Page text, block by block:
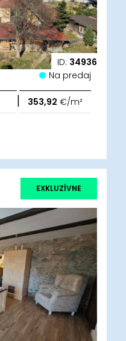
ID: 34936
Na predaj
| 353,92 €/m²
EXKLUZÍVNE